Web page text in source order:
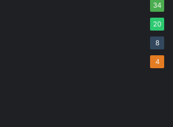
34
20
8
4